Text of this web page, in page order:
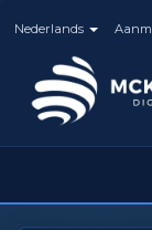
Nederlands